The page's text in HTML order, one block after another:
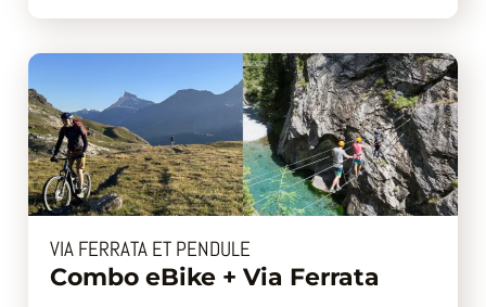
VIA FERRATA ET PENDULE
Combo eBike + Via Ferrata